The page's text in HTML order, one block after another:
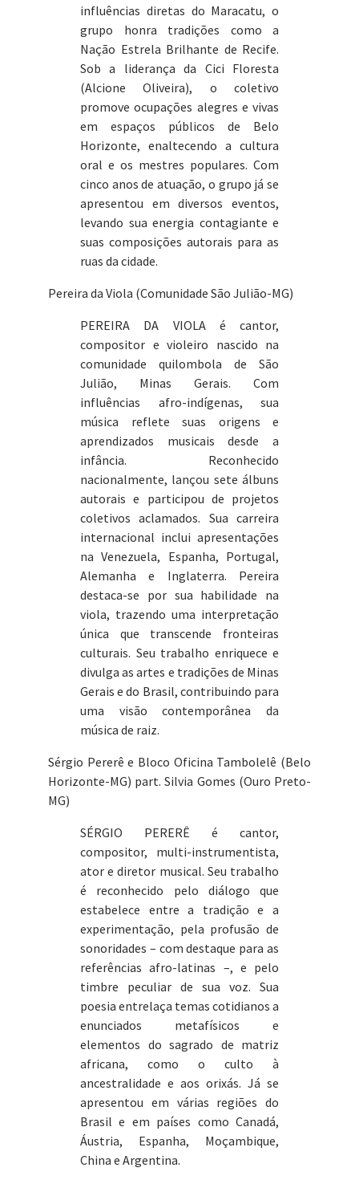
influências diretas do Maracatu, o
grupo honra tradições como a
Nação Estrela Brilhante de Recife.
Sob a liderança da Cici Floresta
(Alcione Oliveira), o coletivo
promove ocupações alegres e vivas
em espaços públicos de Belo
Horizonte, enaltecendo a cultura
oral e os mestres populares. Com
cinco anos de atuação, o grupo já se
apresentou em diversos eventos,
levando sua energia contagiante e
suas composições autorais para as
ruas da cidade.
Pereira da Viola (Comunidade São Julião-MG)
PEREIRA DA VIOLA é cantor,
compositor e violeiro nascido na
comunidade quilombola de São
Julião, Minas Gerais. Com
influências afro-indígenas, sua
música reflete suas origens e
aprendizados musicais desde a
infância. Reconhecido
nacionalmente, lançou sete álbuns
autorais e participou de projetos
coletivos aclamados. Sua carreira
internacional inclui apresentações
na Venezuela, Espanha, Portugal,
Alemanha e Inglaterra. Pereira
destaca-se por sua habilidade na
viola, trazendo uma interpretação
única que transcende fronteiras
culturais. Seu trabalho enriquece e
divulga as artes e tradições de Minas
Gerais e do Brasil, contribuindo para
uma visão contemporânea da
música de raiz.
Sérgio Pererê e Bloco Oficina Tambolelê (Belo
Horizonte-MG) part. Silvia Gomes (Ouro Preto-
MG)
SÉRGIO PERERÊ é cantor,
compositor, multi-instrumentista,
ator e diretor musical. Seu trabalho
é reconhecido pelo diálogo que
estabelece entre a tradição e a
experimentação, pela profusão de
sonoridades – com destaque para as
referências afro-latinas –, e pelo
timbre peculiar de sua voz. Sua
poesia entrelaça temas cotidianos a
enunciados metafísicos e
elementos do sagrado de matriz
africana, como o culto à
ancestralidade e aos orixás. Já se
apresentou em várias regiões do
Brasil e em países como Canadá,
Áustria, Espanha, Moçambique,
China e Argentina.